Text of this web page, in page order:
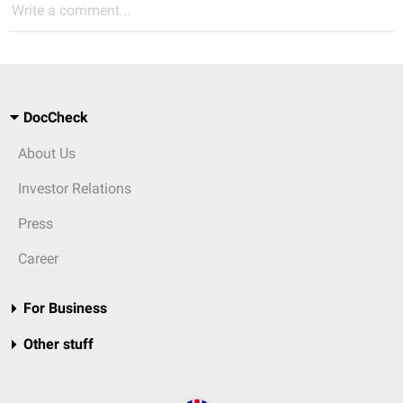
Write a comment...
DocCheck
About Us
Investor Relations
Press
Career
For Business
Other stuff